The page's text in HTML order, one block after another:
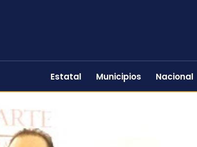
Estatal Municipios Nacional